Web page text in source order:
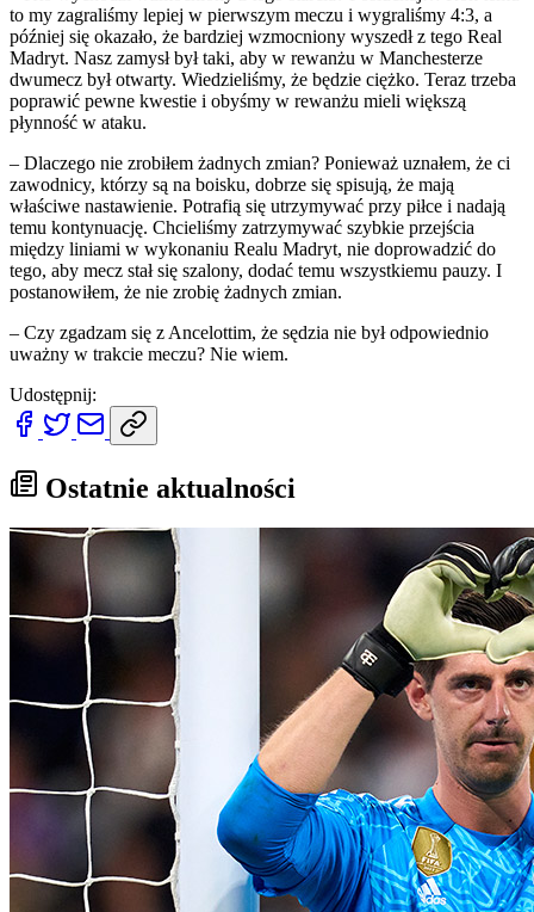
to my zagraliśmy lepiej w pierwszym meczu i wygraliśmy 4:3, a
później się okazało, że bardziej wzmocniony wyszedł z tego Real
Madryt. Nasz zamysł był taki, aby w rewanżu w Manchesterze
dwumecz był otwarty. Wiedzieliśmy, że będzie ciężko. Teraz trzeba
poprawić pewne kwestie i obyśmy w rewanżu mieli większą
płynność w ataku.
– Dlaczego nie zrobiłem żadnych zmian? Ponieważ uznałem, że ci
zawodnicy, którzy są na boisku, dobrze się spisują, że mają
właściwe nastawienie. Potrafią się utrzymywać przy piłce i nadają
temu kontynuację. Chcieliśmy zatrzymywać szybkie przejścia
między liniami w wykonaniu Realu Madryt, nie doprowadzić do
tego, aby mecz stał się szalony, dodać temu wszystkiemu pauzy. I
postanowiłem, że nie zrobię żadnych zmian.
– Czy zgadzam się z Ancelottim, że sędzia nie był odpowiednio
uważny w trakcie meczu? Nie wiem.
Udostępnij:
Ostatnie aktualności